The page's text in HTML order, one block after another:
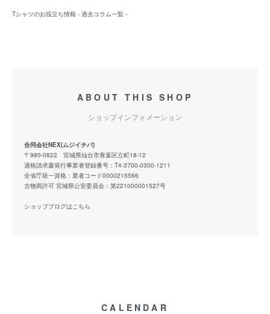
Tシャツのお役立ち情報 - 過去コラム一覧 -
ABOUT THIS SHOP
ショップインフォメーション
合同会社NEX(ムジイチバ)
〒980-0822 宮城県仙台市青葉区立町18-12
適格請求書発行事業者登録番号：T4-3700-0300-1211
全省庁統一資格：業者コード0000215566
古物商許可 宮城県公安委員会：第221000001527号
ショップブログはこちら
CALENDAR